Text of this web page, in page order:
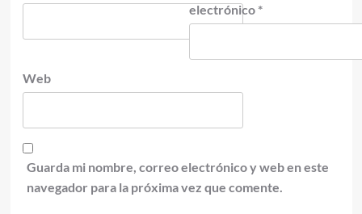
electrónico *
Web
Guarda mi nombre, correo electrónico y web en este
navegador para la próxima vez que comente.